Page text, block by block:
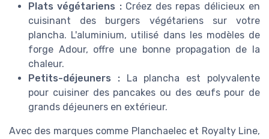
Plats végétariens :Créez des repas délicieux en
cuisinant des burgers végétariens sur votre
plancha. L'aluminium, utilisé dans les modèles de
forge Adour, offre une bonne propagation de la
chaleur.
Petits-déjeuners :La plancha est polyvalente
pour cuisiner des pancakes ou des œufs pour de
grands déjeuners en extérieur.
Avec des marques comme Planchaelec et Royalty Line,